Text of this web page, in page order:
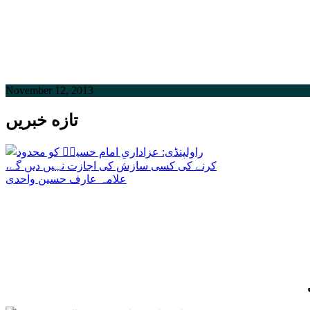
November 12, 2013
تازه خبریں